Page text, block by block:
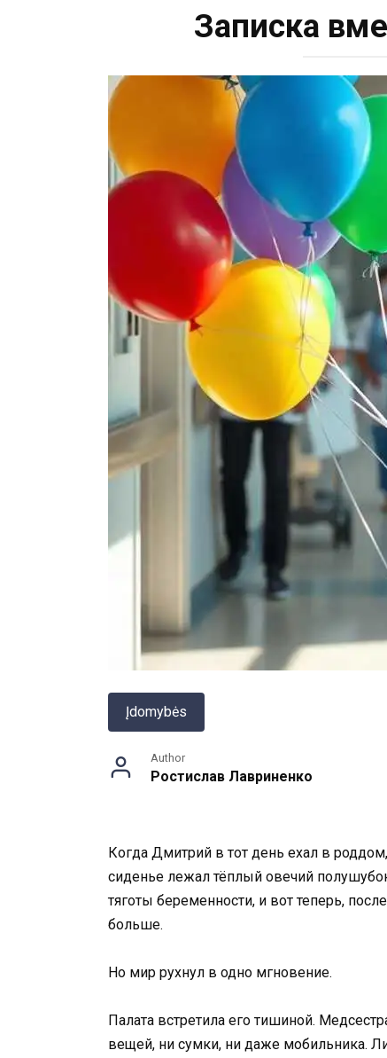
Записка
Įdomybės
Author
Ростислав Лавриненко
Когда Дмитрий в тот день ехал в
сиденье лежал тёплый овечий
тяготы беременности, и вот теперь,
больше.
Но мир рухнул в одно мгновение.
Палата встретила его тишиной.
вещей, ни сумки, ни даже мобильника.